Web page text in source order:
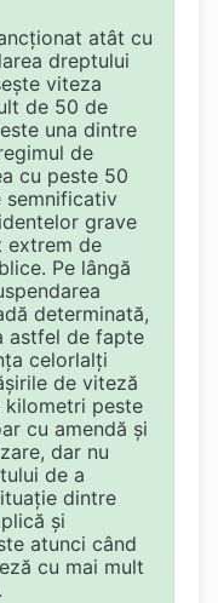
atât cu
dreptului
viteza
de 50 de
una dintre
de
cu peste 50
semnificativ
grave
extrem de
Pe lângă
determinată,
astfel de fapte
celorlalți
de viteză
kilometri peste
cu amendă și
dar nu
de a
dintre
și
atunci când
cu mai mult